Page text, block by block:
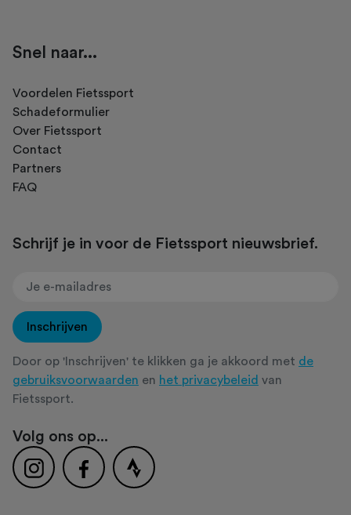
Snel naar...
Voordelen Fietssport
Schadeformulier
Over Fietssport
Contact
Partners
FAQ
Schrijf je in voor de Fietssport nieuwsbrief.
Inschrijven
Door op 'Inschrijven' te klikken ga je akkoord met de
gebruiksvoorwaarden en het privacybeleid van
Fietssport.
Volg ons op...